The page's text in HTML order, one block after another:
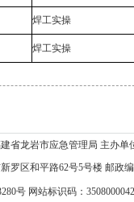
焊工实操
焊工实操